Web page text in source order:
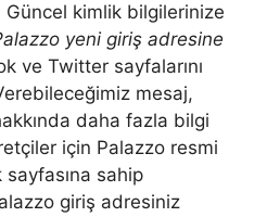
Güncel kimlik bilgilerinize
yeni giriş adresine
ve Twitter sayfalarını
mesaj,
daha fazla bilgi
için Palazzo resmi
sahip
giriş adresiniz